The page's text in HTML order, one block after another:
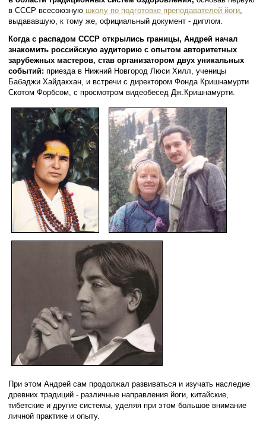
в СССР всесоюзную школу по подготовке преподавателей йоги
выдававшую, к тому же, официальный документ - диплом.
Когда с распадом СССР открылись границы, Андрей начал
знакомить российскую аудиторию с опытом авторитетных
зарубежных мастеров, став организатором двух уникальных
событий: приезда в Нижний Новгород Люси Хилл, ученицы
Бабаджи Хайдакхан, и встречи с директором Фонда Кришнамурти
Скотом Форбсом, с просмотром видеобесед Дж.Кришнамурти.
При этом Андрей сам продолжал развиваться и изучать наследие
древних традиций - различные направления йоги, китайские,
тибетские и другие системы, уделяя при этом большое внимание
личной практике и опыту.